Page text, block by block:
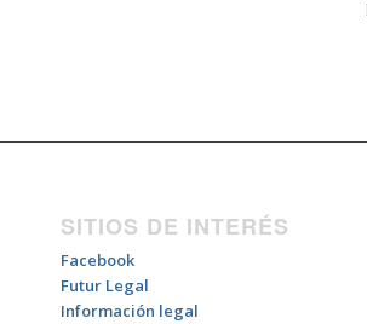
SITIOS DE INTERÉS
Facebook
Futur Legal
Información legal